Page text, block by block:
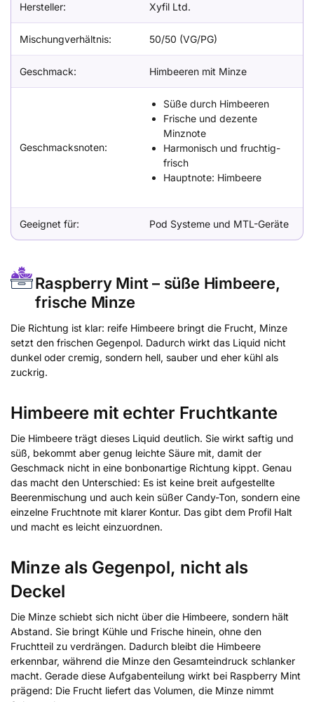
Hersteller: Xyfil Ltd.
Mischungverhältnis: 50/50 (VG/PG)
Geschmack: Himbeeren mit Minze
Geschmacksnoten:
Süße durch Himbeeren
Frische und dezente
Minznote
Harmonisch und fruchtig-
frisch
Hauptnote: Himbeere
Geeignet für: Pod Systeme und MTL-Geräte
Raspberry Mint – süße Himbeere,
frische Minze
Die Richtung ist klar: reife Himbeere bringt die Frucht, Minze
setzt den frischen Gegenpol. Dadurch wirkt das Liquid nicht
dunkel oder cremig, sondern hell, sauber und eher kühl als
zuckrig.
Himbeere mit echter Fruchtkante
Die Himbeere trägt dieses Liquid deutlich. Sie wirkt saftig und
süß, bekommt aber genug leichte Säure mit, damit der
Geschmack nicht in eine bonbonartige Richtung kippt. Genau
das macht den Unterschied: Es ist keine breit aufgestellte
Beerenmischung und auch kein süßer Candy-Ton, sondern eine
einzelne Fruchtnote mit klarer Kontur. Das gibt dem Profil Halt
und macht es leicht einzuordnen.
Minze als Gegenpol, nicht als
Deckel
Die Minze schiebt sich nicht über die Himbeere, sondern hält
Abstand. Sie bringt Kühle und Frische hinein, ohne den
Fruchtteil zu verdrängen. Dadurch bleibt die Himbeere
erkennbar, während die Minze den Gesamteindruck schlanker
macht. Gerade diese Aufgabenteilung wirkt bei Raspberry Mint
prägend: Die Frucht liefert das Volumen, die Minze nimmt